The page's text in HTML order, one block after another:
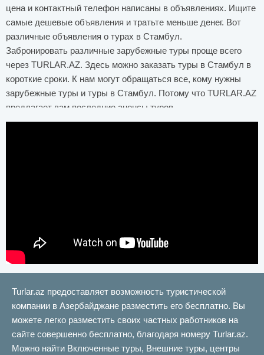
цена и контактный телефон написаны в объявлениях. Ищите
самые дешевые объявления и тратьте меньше денег. Вот
различные объявления о турах в Стамбул.
Забронировать различные зарубежные туры проще всего
через TURLAR.AZ. Здесь можно заказать туры в Стамбул в
короткие сроки. К нам могут обращаться все, кому нужны
зарубежные туры и туры в Стамбул. Потому что TURLAR.AZ
предлагает вам последние анонсы туров.
Хотя иностранных туроператоров много, не все из них
вопросы, вы можете найти ответы на свои вопросы, набрав
контактный номер. Мы рекомендуем вам посетить нас для
получения последних объявлений.
Turlar.az предоставляет возможность туристической
компании в Азербайджане разместить его бесплатно. Вы
можете легко разместить своих частных работников на
сайте совершенно бесплатно, благодаря номеру Turlar.az.
Можно найти Включенные туры, Внешние туры, центры